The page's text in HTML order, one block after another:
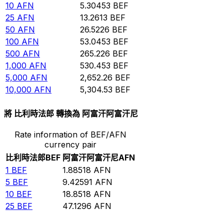
10 AFN 5.30453 BEF
25 AFN 13.2613 BEF
50 AFN 26.5226 BEF
100 AFN 53.0453 BEF
500 AFN 265.226 BEF
1,000 AFN 530.453 BEF
5,000 AFN 2,652.26 BEF
10,000 AFN 5,304.53 BEF
將 比利時法郎 轉換為 阿富汗阿富汗尼
Rate information of BEF/AFN
currency pair
比利時法郎BEF 阿富汗阿富汗尼AFN
1 BEF 1.88518 AFN
5 BEF 9.42591 AFN
10 BEF 18.8518 AFN
25 BEF 47.1296 AFN